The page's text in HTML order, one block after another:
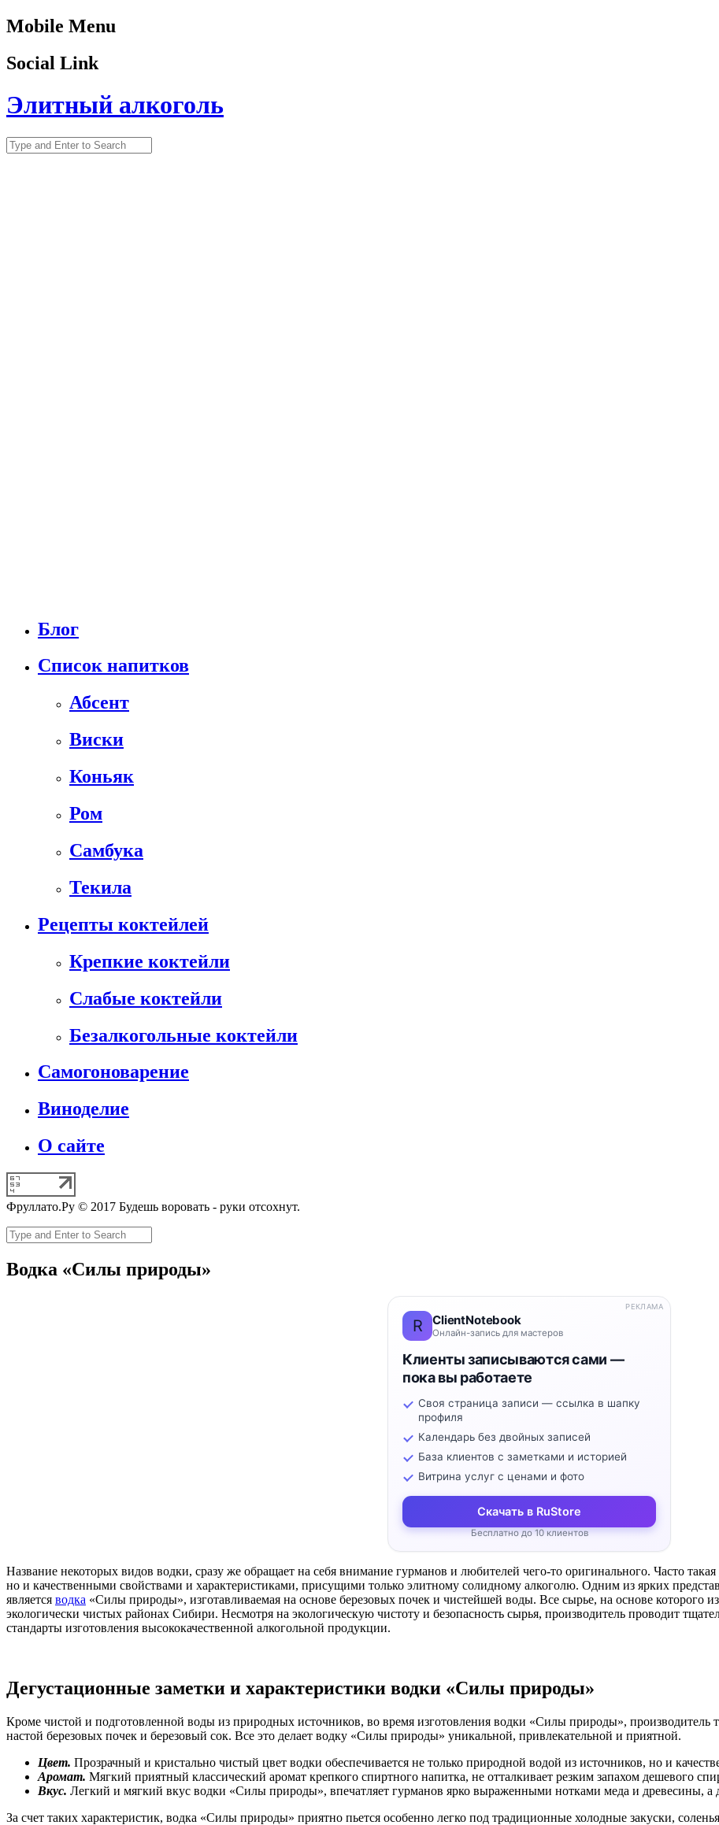
Mobile Menu
Social Link
Элитный алкоголь
Блог
Список напитков
Абсент
Виски
Коньяк
Ром
Самбука
Текила
Рецепты коктейлей
Крепкие коктейли
Слабые коктейли
Безалкогольные коктейли
Самогоноварение
Виноделие
О сайте
Фруллато.Ру © 2017 Будешь воровать - руки отсохнут.
Водка «Силы природы»
R ClientNotebook
Онлайн-запись для мастеров
Клиенты записываются сами —
пока вы работаете
Своя страница записи — ссылка в шапку
профиля
Календарь без двойных записей
База клиентов с заметками и историей
Витрина услуг с ценами и фото
Скачать в RuStore
Бесплатно до 10 клиентов
РЕКЛАМА
Название некоторых видов водки, сразу же обращает на себя внимание гурманов и любителей чего-то оригинального. Часто такая
но и качественными свойствами и характеристиками, присущими только элитному солидному алкоголю. Одним из ярких
является водка «Силы природы», изготавливаемая на основе березовых почек и чистейшей воды. Все сырье, на основе которого
экологически чистых районах Сибири. Несмотря на экологическую чистоту и безопасность сырья, производитель проводит
стандарты изготовления высококачественной алкогольной продукции.
Дегустационные заметки и характеристики водки «Силы природы»
Кроме чистой и подготовленной воды из природных источников, во время изготовления водки «Силы природы», производитель
настой березовых почек и березовый сок. Все это делает водку «Силы природы» уникальной, привлекательной и приятной.
Цвет. Прозрачный и кристально чистый цвет водки обеспечивается не только природной водой из источников, но и
Аромат. Мягкий приятный классический аромат крепкого спиртного напитка, не отталкивает резким запахом дешевого
Вкус. Легкий и мягкий вкус водки «Силы природы», впечатляет гурманов ярко выраженными нотками меда и древесины, а
За счет таких характеристик, водка «Силы природы» приятно пьется особенно легко под традиционные холодные закуски,